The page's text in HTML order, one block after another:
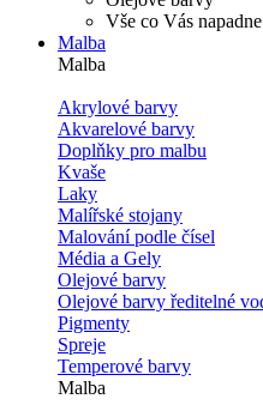
Vše co Vás napadne
Malba
Malba
Akrylové barvy
Akvarelové barvy
Doplňky pro malbu
Kvaše
Laky
Malířské stojany
Malování podle čísel
Média a Gely
Olejové barvy
Olejové barvy ředitelné
Pigmenty
Spreje
Temperové barvy
Malba